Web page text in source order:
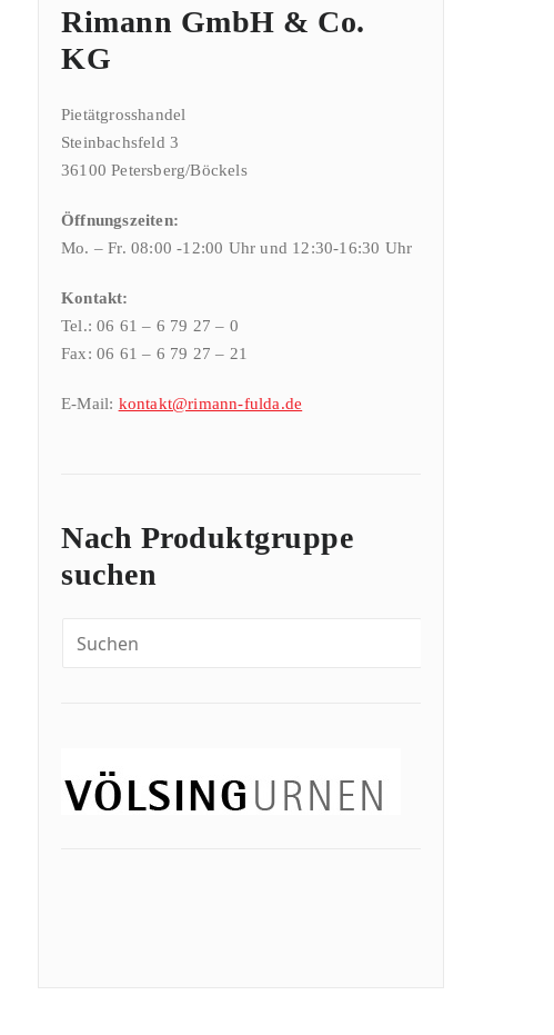
Rimann GmbH & Co.
KG
Pietätgrosshandel
Steinbachsfeld 3
36100 Petersberg/Böckels
Öffnungszeiten:
Mo. – Fr. 08:00 -12:00 Uhr und 12:30-16:30 Uhr
Kontakt:
Tel.: 06 61 – 6 79 27 – 0
Fax: 06 61 – 6 79 27 – 21
E-Mail: kontakt@rimann-fulda.de
Nach Produktgruppe
suchen